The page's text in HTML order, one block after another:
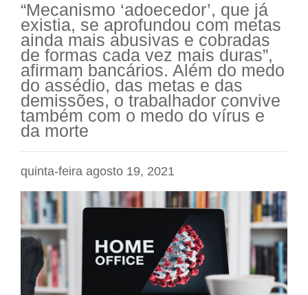
“Mecanismo ‘adoecedor’, que já
existia, se aprofundou com metas
ainda mais abusivas e cobradas
de formas cada vez mais duras”,
afirmam bancários. Além do medo
do assédio, das metas e das
demissões, o trabalhador convive
também com o medo do vírus e
da morte
quinta-feira agosto 19, 2021